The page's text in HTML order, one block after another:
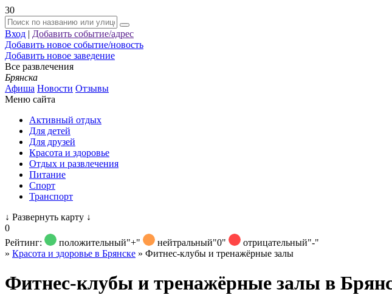
30
Вход | Добавить событие/адрес
Добавить новое событие/новость
Добавить новое заведение
Все развлечения
Брянска
Афиша Новости Отзывы
Меню сайта
Активный отдых
Для детей
Для друзей
Красота и здоровье
Отдых и развлечения
Питание
Спорт
Транспорт
↓ Развернуть карту ↓
0
Рейтинг:
положительный"+" нейтральный"0" отрицательный"-"
» Красота и здоровье в Брянске » Фитнес-клубы и тренажёрные залы
Фитнес-клубы и тренажёрные залы в